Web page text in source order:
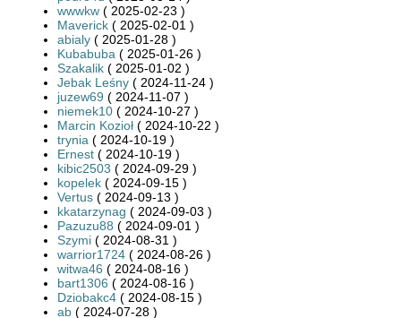
wwwkw ( 2025-02-23 )
Maverick ( 2025-02-01 )
abialy ( 2025-01-28 )
Kubabuba ( 2025-01-26 )
Szakalik ( 2025-01-02 )
Jebak Leśny ( 2024-11-24 )
juzew69 ( 2024-11-07 )
niemek10 ( 2024-10-27 )
Marcin Kozioł ( 2024-10-22 )
trynia ( 2024-10-19 )
Ernest ( 2024-10-19 )
kibic2503 ( 2024-09-29 )
kopelek ( 2024-09-15 )
Vertus ( 2024-09-13 )
kkatarzynag ( 2024-09-03 )
Pazuzu88 ( 2024-09-01 )
Szymi ( 2024-08-31 )
warrior1724 ( 2024-08-26 )
witwa46 ( 2024-08-16 )
bart1306 ( 2024-08-16 )
Dziobakc4 ( 2024-08-15 )
ab ( 2024-07-28 )